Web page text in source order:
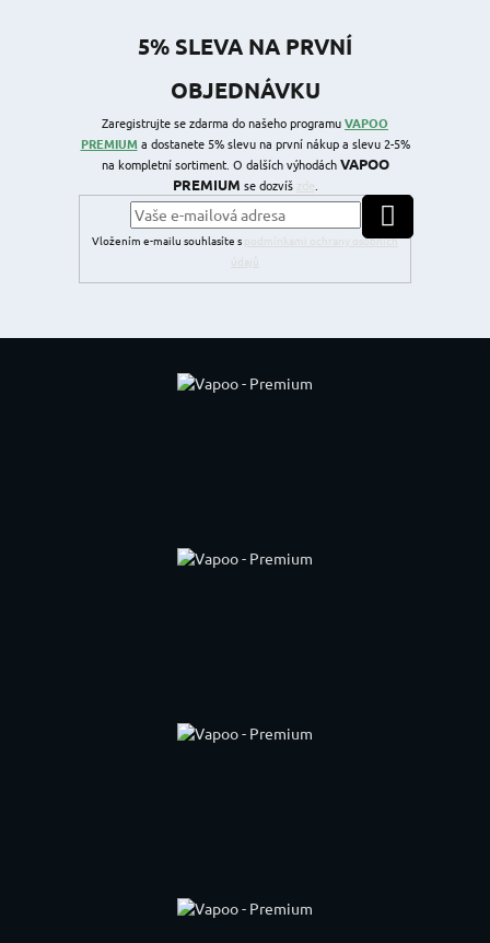
5% SLEVA NA PRVNÍ
OBJEDNÁVKU
Zaregistrujte se zdarma do našeho programuVAPOO
PREMIUMa dostanete 5% slevu na první nákup a slevu 2-5%
na kompletní sortiment. O dalších výhodáchVAPOO
PREMIUM se dozvíš .
Vložením e-mailu souhlasíte s
podmínkami ochrany osobních